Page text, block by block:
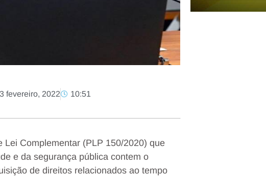
fevereiro, 2022 10:51
Complementar (PLP 150/2020) que
e da segurança pública contem o
de direitos relacionados ao tempo